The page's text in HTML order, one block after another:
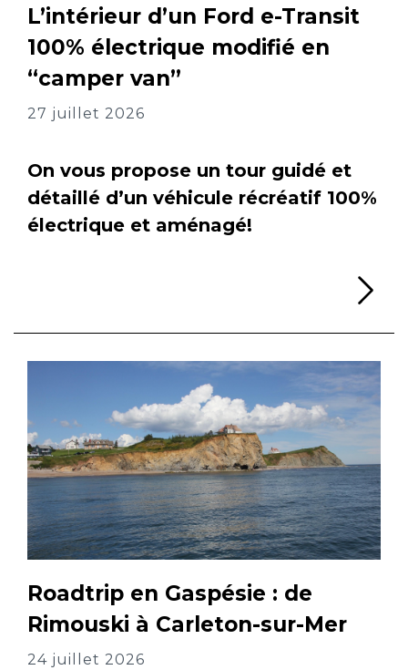
L’intérieur d’un Ford e-Transit
100% électrique modifié en
“camper van”
27 juillet 2026
On vous propose un tour guidé et
détaillé d’un véhicule récréatif 100%
électrique et aménagé!
Roadtrip en Gaspésie : de
Rimouski à Carleton-sur-Mer
24 juillet 2026